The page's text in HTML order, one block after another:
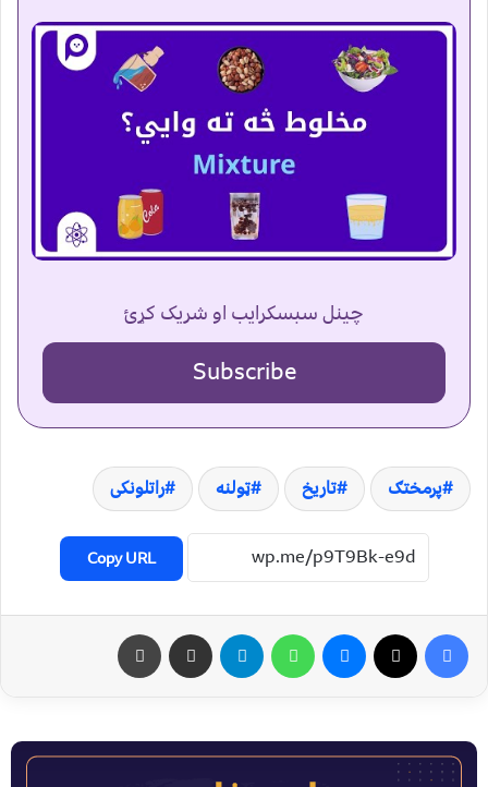
چینل سبسکرایب او شریک کړئ
Subscribe
پرمختګ تاریخ ټولنه راتلونکی
Copy URL